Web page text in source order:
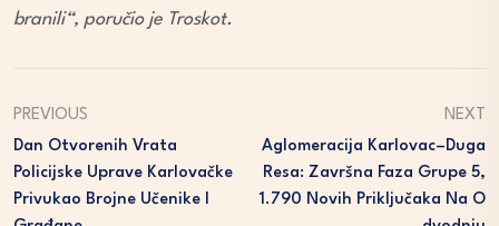
branili“, poručio je Troskot.
PREVIOUS
Dan Otvorenih Vrata
Policijske Uprave Karlovačke
Privukao Brojne Učenike I
NEXT
Aglomeracija Karlovac–Duga
Resa: Završna Faza Grupe 5,
1.790 Novih Priključaka Na O